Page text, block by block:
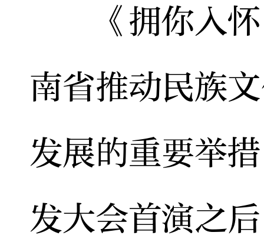
《拥你入怀
南省推动民族
发展的重要举
发大会首演之